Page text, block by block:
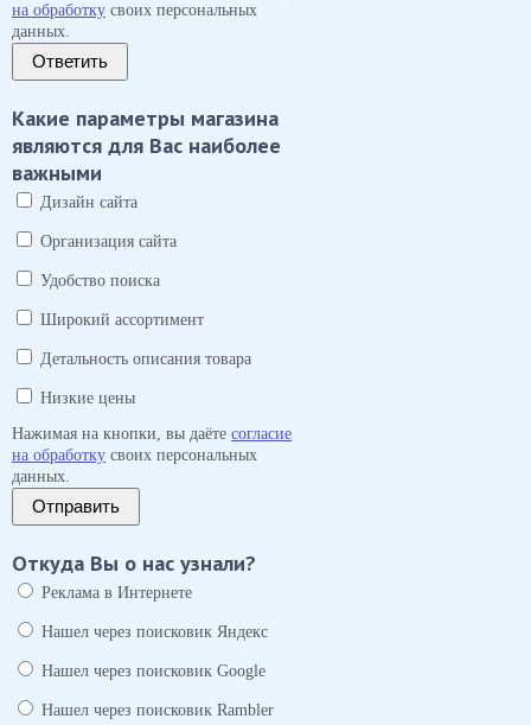
на обработку своих персональных
данных.
Ответить
Какие параметры магазина
являются для Вас наиболее
важными
Дизайн сайта
Организация сайта
Удобство поиска
Широкий ассортимент
Детальность описания товара
Низкие цены
Нажимая на кнопки, вы даёте согласие
на обработку своих персональных
данных.
Отправить
Откуда Вы о нас узнали?
Реклама в Интернете
Нашел через поисковик Яндекс
Нашел через поисковик Google
Нашел через поисковик Rambler